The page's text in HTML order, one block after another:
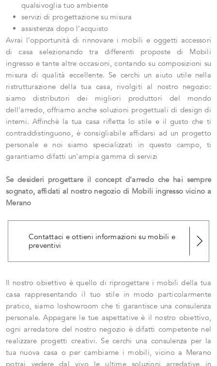
qualsivoglia tuo ambiente
servizi di progettazione su misura
assistenza dopo l'acquisto
Avrai l'opportunità di rinnovare i mobili e oggetti accessori
di casa selezionando tra differenti proposte di Mobili
ingresso e tante altre occasioni, contando su composizioni su
misura di qualità eccellente. Se cerchi un aiuto utile nella
ristrutturazione della tua casa, rivolgiti al nostro negozio:
siamo distributori dei migliori produttori del mondo
dell'arredo, offriamo anche soluzioni progettuali di design di
interni. Affinchè la tua casa rifletta lo stile e il gusto che ti
contraddistinguono, è consigliabile affidarsi ad un progetto
personale e noi siamo specializzati in questo campo, ti
garantiamo difatti un'ampia gamma di servizi
Se desideri progettare il concept d'arredo che hai sempre
sognato, affidati al nostro negozio di Mobili ingresso vicino a
Merano
Contattaci e ottieni informazioni su mobili e
preventivi
Il nostro obiettivo è quello di riprogettare i mobili della tua
casa rappresentando il tuo stile in modo particolarmente
pratico, siamo loshowroom che ti garantisce una consulenza
personale. Appagare le tue aspettative è il nostro obiettivo,
ogni arredatore del nostro negozio è difatti competente nel
realizzare progetti creativi. Se cerchi una consulenza per la
tua nuova casa o per cambiarne i mobili, vicino a Merano